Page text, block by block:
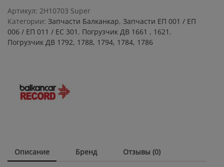
12
НАКИДНОЙ
ГАЙКИ
M18x1.5
КОРОТКИЙ,
18
Гх18
Артикул: 2H10703 Super
Категории: Запчасти Балканкар, Запчасти ЕП 001 / ЕП
006 / ЕП 011 / ЕС 301 , Погрузчик ДВ 1661 , 1621 ,
Погрузчик ДВ 1792, 1788, 1794, 1784, 1786
Описание Бренд Отзывы (0)